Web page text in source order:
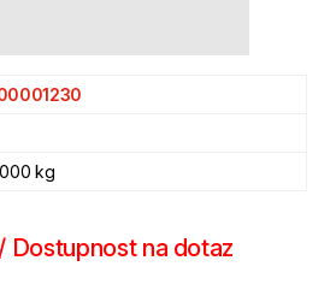
kg
Dostupnost na dotaz